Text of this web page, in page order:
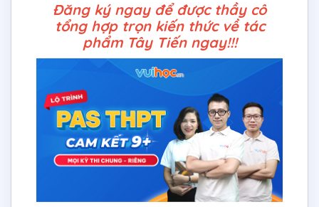
Đăng ký ngay để được thầy cô
tổng hợp trọn kiến thức về tác
phẩm Tây Tiến ngay!!!